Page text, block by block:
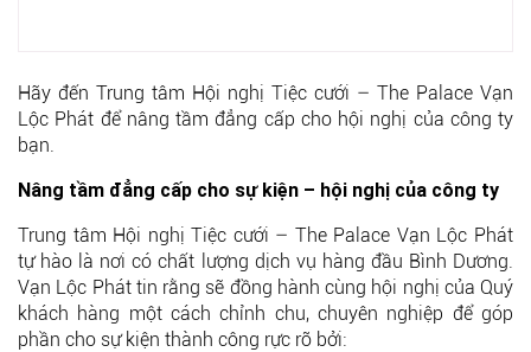
Hãy đến Trung tâm Hội nghị Tiệc cưới – The Palace Vạn
Lộc Phát để nâng tầm đẳng cấp cho hội nghị của công ty
bạn.
Nâng tầm đẳng cấp cho sự kiện – hội nghị của công ty
Trung tâm Hội nghị Tiệc cưới – The Palace Vạn Lộc Phát
tự hào là nơi có chất lượng dịch vụ hàng đầu Bình Dương.
Vạn Lộc Phát tin rằng sẽ đồng hành cùng hội nghị của Quý
khách hàng một cách chỉnh chu, chuyên nghiệp để góp
phần cho sự kiện thành công rực rỡ bởi: